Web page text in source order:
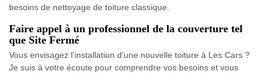
besoins de nettoyage de toiture classique.
Faire appel à un professionnel de la couverture tel
que Site Fermé
Vous envisagez l'installation d'une nouvelle toiture à Les Cars ?
Je suis à votre écoute pour comprendre vos besoins et vous